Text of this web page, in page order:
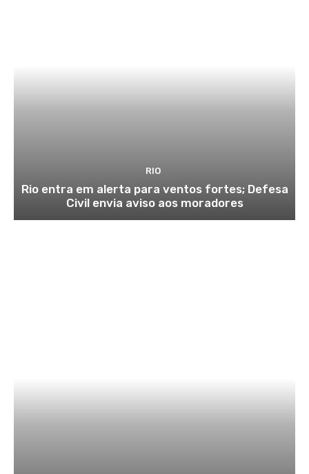
RIO
Rio entra em alerta para ventos fortes; Defesa
Civil envia aviso aos moradores